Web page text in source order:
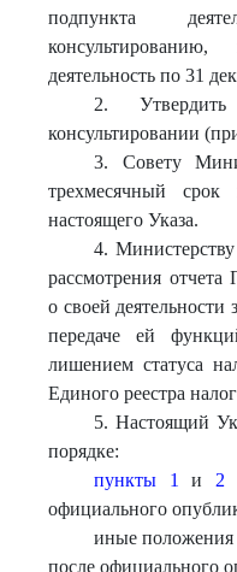
подпункта
деятельность по 31
2.
консультировании
3. Совету
трехмесячный
настоящего Указа.
4.
рассмотрения отчета
о своей деятельности
передаче ей
лишением статуса
Единого реестра
5. Настоящий
порядке:
пункты 1
и 2
официального
иные положения
после официального